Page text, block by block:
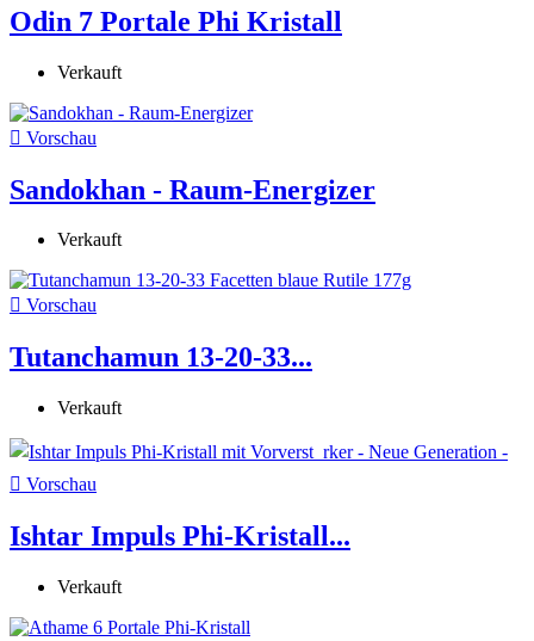
Odin 7 Portale Phi Kristall
Verkauft
 Vorschau
Sandokhan - Raum-Energizer
Verkauft
 Vorschau
Tutanchamun 13-20-33...
Verkauft
 Vorschau
Ishtar Impuls Phi-Kristall...
Verkauft